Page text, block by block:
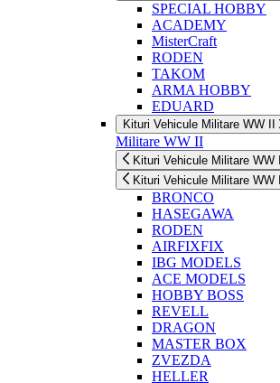
SPECIAL HOBBY
ACADEMY
MisterCraft
RODEN
TAKOM
ARMA HOBBY
EDUARD
Kituri Vehicule Militare WW II
Militare WW II
Kituri Vehicule Militare WW II
Kituri Vehicule Militare WW II
BRONCO
HASEGAWA
RODEN
AIRFIXFIX
IBG MODELS
ACE MODELS
HOBBY BOSS
REVELL
DRAGON
MASTER BOX
ZVEZDA
HELLER